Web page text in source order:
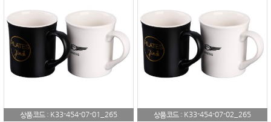
상품코드 : K33-454-07-01_265
상품코드 : K33-454-07-02_265